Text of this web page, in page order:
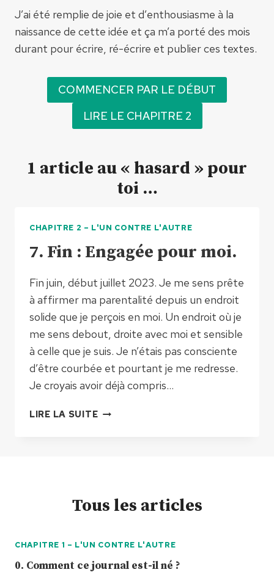
J’ai été remplie de joie et d’enthousiasme à la
naissance de cette idée et ça m’a porté des mois
durant pour écrire, ré-écrire et publier ces textes.
COMMENCER PAR LE DÉBUT
LIRE LE CHAPITRE 2
1 article au « hasard » pour
toi …
CHAPITRE 2 – L'UN CONTRE L'AUTRE
7. Fin : Engagée pour moi.
Fin juin, début juillet 2023. Je me sens prête
à affirmer ma parentalité depuis un endroit
solide que je perçois en moi. Un endroit où je
me sens debout, droite avec moi et sensible
à celle que je suis. Je n’étais pas consciente
d’être courbée et pourtant je me redresse.
Je croyais avoir déjà compris…
LIRE LA SUITE7
E
G
Tous les articles
CHAPITRE 1 – L'UN CONTRE L'AUTRE
0. Comment ce journal est-il né ?